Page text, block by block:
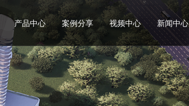
产品中心 案例分享 视频中心 新闻中心